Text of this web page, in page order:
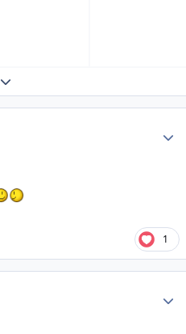
Expand topic overview
1